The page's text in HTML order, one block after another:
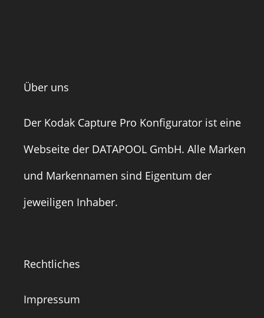
Über uns
Der Kodak Capture Pro Konfigurator ist eine
Webseite der DATAPOOL GmbH. Alle Marken
und Markennamen sind Eigentum der
jeweiligen Inhaber.
Rechtliches
Impressum